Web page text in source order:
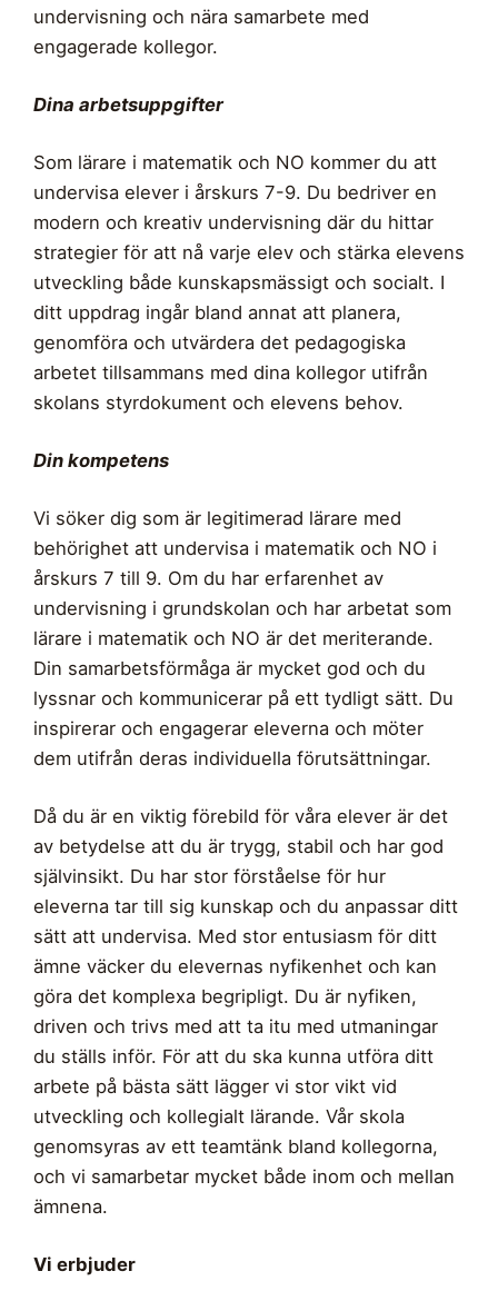
undervisning och nära samarbete med
engagerade kollegor.
Dina arbetsuppgifter
Som lärare i matematik och NO kommer du att
undervisa elever i årskurs 7-9. Du bedriver en
modern och kreativ undervisning där du hittar
strategier för att nå varje elev och stärka elevens
utveckling både kunskapsmässigt och socialt. I
ditt uppdrag ingår bland annat att planera,
genomföra och utvärdera det pedagogiska
arbetet tillsammans med dina kollegor utifrån
skolans styrdokument och elevens behov.
Din kompetens
Vi söker dig som är legitimerad lärare med
behörighet att undervisa i matematik och NO i
årskurs 7 till 9. Om du har erfarenhet av
undervisning i grundskolan och har arbetat som
lärare i matematik och NO är det meriterande.
Din samarbetsförmåga är mycket god och du
lyssnar och kommunicerar på ett tydligt sätt. Du
inspirerar och engagerar eleverna och möter
dem utifrån deras individuella förutsättningar.
Då du är en viktig förebild för våra elever är det
av betydelse att du är trygg, stabil och har god
självinsikt. Du har stor förståelse för hur
eleverna tar till sig kunskap och du anpassar ditt
sätt att undervisa. Med stor entusiasm för ditt
ämne väcker du elevernas nyfikenhet och kan
göra det komplexa begripligt. Du är nyfiken,
driven och trivs med att ta itu med utmaningar
du ställs inför. För att du ska kunna utföra ditt
arbete på bästa sätt lägger vi stor vikt vid
utveckling och kollegialt lärande. Vår skola
genomsyras av ett teamtänk bland kollegorna,
och vi samarbetar mycket både inom och mellan
ämnena.
Vi erbjuder